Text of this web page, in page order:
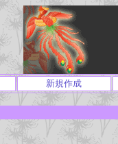
新規作成